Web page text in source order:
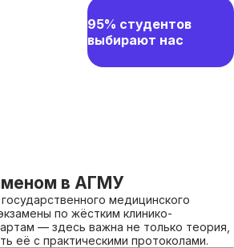
95% студентов
выбирают нас
в АГМУ
медицинского
по жёстким клинико-
— здесь важна не только теория,
её с практическими протоколами.